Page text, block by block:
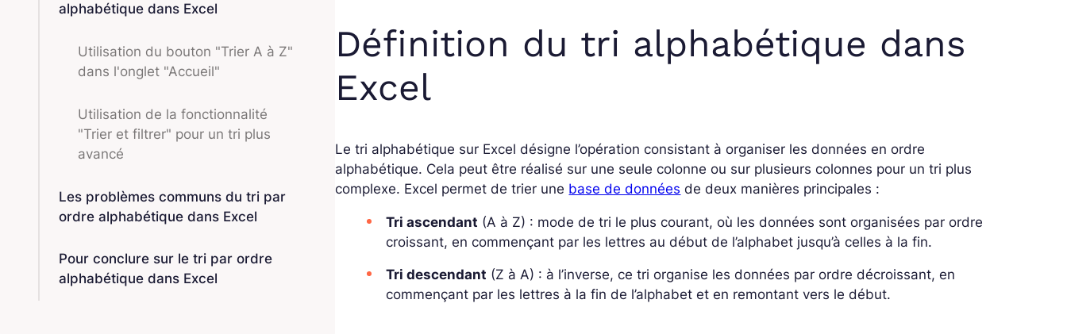
alphabétique dans Excel
Utilisation du bouton "Trier A à Z"
dans l'onglet "Accueil"
Utilisation de la fonctionnalité
"Trier et filtrer" pour un tri plus
avancé
Les problèmes communs du tri par
ordre alphabétique dans Excel
Pour conclure sur le tri par ordre
alphabétique dans Excel
Définition du tri alphabétique dans
Excel
Le tri alphabétique sur Excel désigne l’opération consistant à organiser les données en ordre
alphabétique. Cela peut être réalisé sur une seule colonne ou sur plusieurs colonnes pour un tri plus
complexe. Excel permet de trier une base de données de deux manières principales :
Tri ascendant (A à Z) : mode de tri le plus courant, où les données sont organisées par ordre
croissant, en commençant par les lettres au début de l’alphabet jusqu’à celles à la fin.
Tri descendant (Z à A) : à l’inverse, ce tri organise les données par ordre décroissant, en
commençant par les lettres à la fin de l’alphabet et en remontant vers le début.